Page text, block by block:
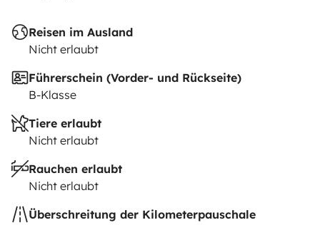
Reisen im Ausland
Nicht erlaubt
Führerschein (Vorder- und Rückseite)
B-Klasse
Tiere erlaubt
Nicht erlaubt
Rauchen erlaubt
Nicht erlaubt
Überschreitung der Kilometerpauschale